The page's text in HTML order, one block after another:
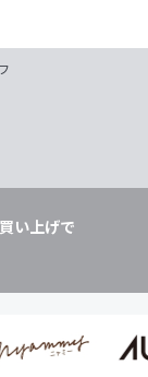
い上げで